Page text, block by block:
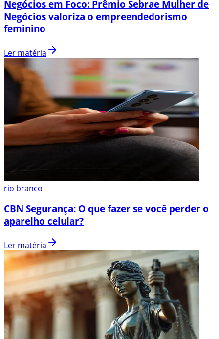
Negócios em Foco: Prêmio Sebrae Mulher de
Negócios valoriza o empreendedorismo
feminino
Ler matéria
rio branco
CBN Segurança: O que fazer se você perder o
aparelho celular?
Ler matéria